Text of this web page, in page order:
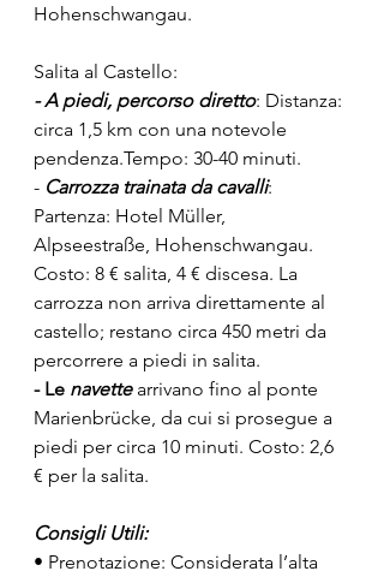
Hohenschwangau.
Salita al Castello:
- A piedi, percorso diretto: Distanza:
circa 1,5 km con una notevole
pendenza.Tempo: 30-40 minuti.
- Carrozza trainata da cavalli:
Partenza: Hotel Müller,
Alpseestraße, Hohenschwangau.
Costo: 8 € salita, 4 € discesa. La
carrozza non arriva direttamente al
castello; restano circa 450 metri da
percorrere a piedi in salita.
- Le navette arrivano fino al ponte
Marienbrücke, da cui si prosegue a
piedi per circa 10 minuti. Costo: 2,6
€ per la salita.
Consigli Utili:
• Prenotazione: Considerata l’alta